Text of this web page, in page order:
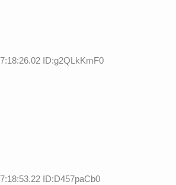
ID:g2QLkKmF0
ID:D457paCb0